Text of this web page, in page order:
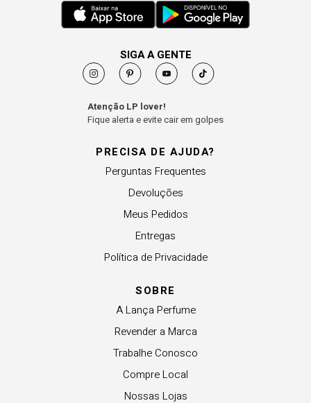
PRECISA DE AJUDA?
Perguntas Frequentes
Devoluções
Meus Pedidos
Entregas
Política de Privacidade
SOBRE
A Lança Perfume
Revender a Marca
Trabalhe Conosco
Compre Local
Nossas Lojas
SIGA A GENTE
Atenção LP lover!
Fique alerta e evite cair em golpes